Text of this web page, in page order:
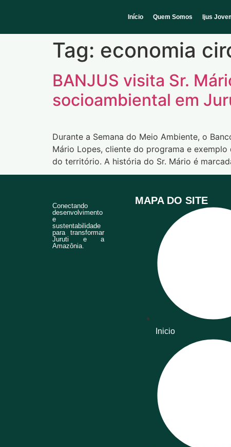
Início Quem Somos Ijus
Tag: economia
BANJUS visita Sr.
socioambiental em
Durante a Semana do Meio Ambiente, o
Mário Lopes, cliente do programa e
do território. A história do Sr. Mário é
Conectando
desenvolvimento
e
sustentabilidade
para transformar
Juruti e a
Amazônia.
MAPA DO SITE
Inicio